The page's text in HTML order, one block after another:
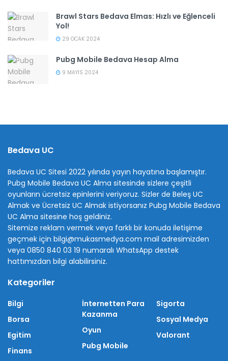
Brawl Stars Bedava Elmas: Hızlı ve Eğlenceli
Yol!
29 OCAK 2024
Pubg Mobile Bedava Hesap Alma
9 MAYIS 2024
Bedava UC
Bedava UC Sitesi 2022 yılında yayın hayatına başlamıştır.
Pubg Mobile Bedava UC Alma sitesinde sizlere çeşitli
oyunların ücretsiz epinlerini veriyoruz. Sizler de Beleş UC
Almak ve Ücretsiz UC Almak istiyorsanız Pubg Mobile Bedava
UC Alma sitesine hoş geldiniz.
Sitemize reklam vermek veya farklı bir konuda iletişime
geçmek için bilgi@mukasmedya.com mail adresimizden
veya 0850 840 03 19 numaralı WhatsApp destek
hattımızdan bilgi alabilirsiniz.
Kategoriler
Bilgi
Borsa
Egitim
Finans
İnternetten Para
Kazanma
Oyun
Pubg Mobile
Sigorta
Sosyal Medya
Valorant